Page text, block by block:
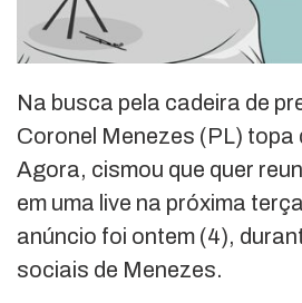
Na busca pela cadeira de
Coronel Menezes (PL) topa
Agora, cismou que quer
em uma live na próxima
anúncio foi ontem (4),
sociais de Menezes.